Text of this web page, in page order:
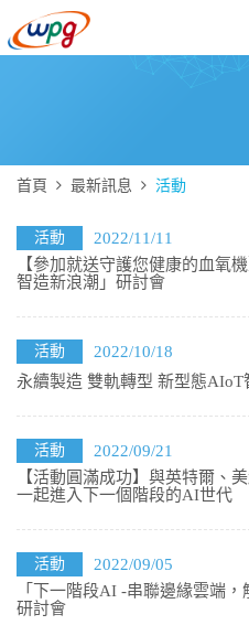
首頁 最新訊息 活動
2022/11/11
活動
【參加就送守護您健康的血氧
智造新浪潮」研討會
2022/10/18
活動
永續製造 雙軌轉型 新型態AIoT
2022/09/21
活動
【活動圓滿成功】與英特爾、
一起進入下一個階段的AI世代
2022/09/05
活動
「下一階段AI -串聯邊緣雲端，
研討會